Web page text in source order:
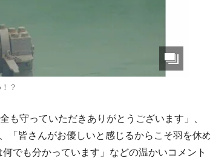
？
も守っていただきありがとうございます」、
「皆さんがお優しいと感じるからこそ羽を休
でも分かっています」などの温かいコメント